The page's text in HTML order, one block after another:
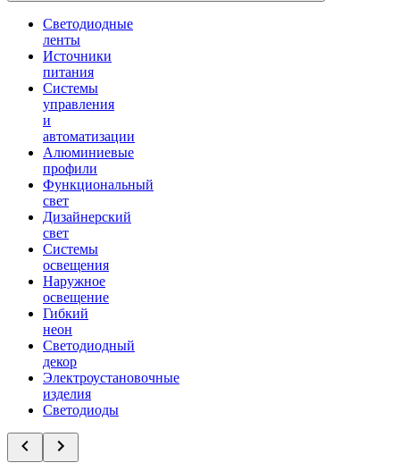
Светодиодные
ленты
Источники
питания
Системы
управления
и
автоматизации
Алюминиевые
профили
Функциональный
свет
Дизайнерский
свет
Системы
освещения
Наружное
освещение
Гибкий
неон
Светодиодный
декор
Электроустановочные
изделия
Светодиоды